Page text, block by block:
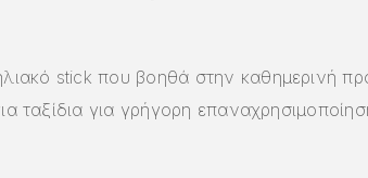
stick που βοηθά στην καθημερινή
ταξίδια για γρήγορη